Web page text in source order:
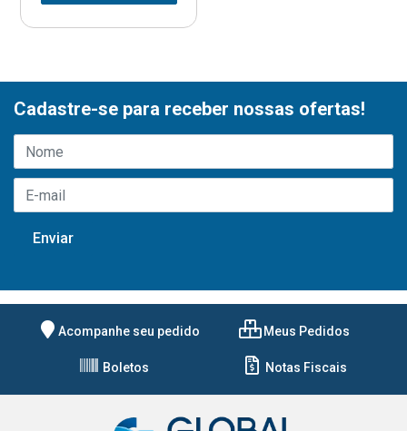
Cadastre-se para receber nossas ofertas!
Acompanhe seu pedido Meus Pedidos
Boletos Notas Fiscais